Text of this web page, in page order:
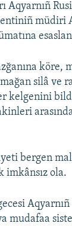
Aqyarnıñ
müdiri
köre,
silâ ve
kelgenini
bergen
imkânsız ola.
mudafaa